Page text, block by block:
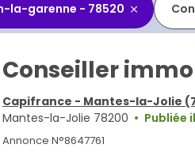
la-garenne - 78520
Conseiller
Capifrance - Mantes-la-Jolie
Mantes-la-Jolie 78200
Publiée
Annonce N°8647761